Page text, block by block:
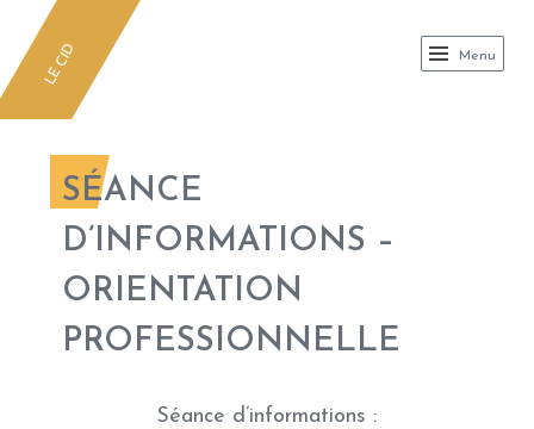
LE CID ASBL
LE CID Menu
SÉANCE
D’INFORMATIONS –
ORIENTATION
PROFESSIONNELLE
Séance d’informations :